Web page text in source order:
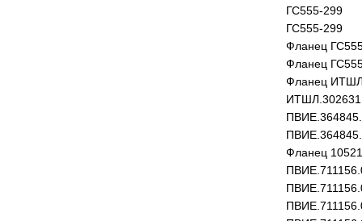
ГС555-299
ГС555-299
Фланец
Фланец
Фланец
Фланец